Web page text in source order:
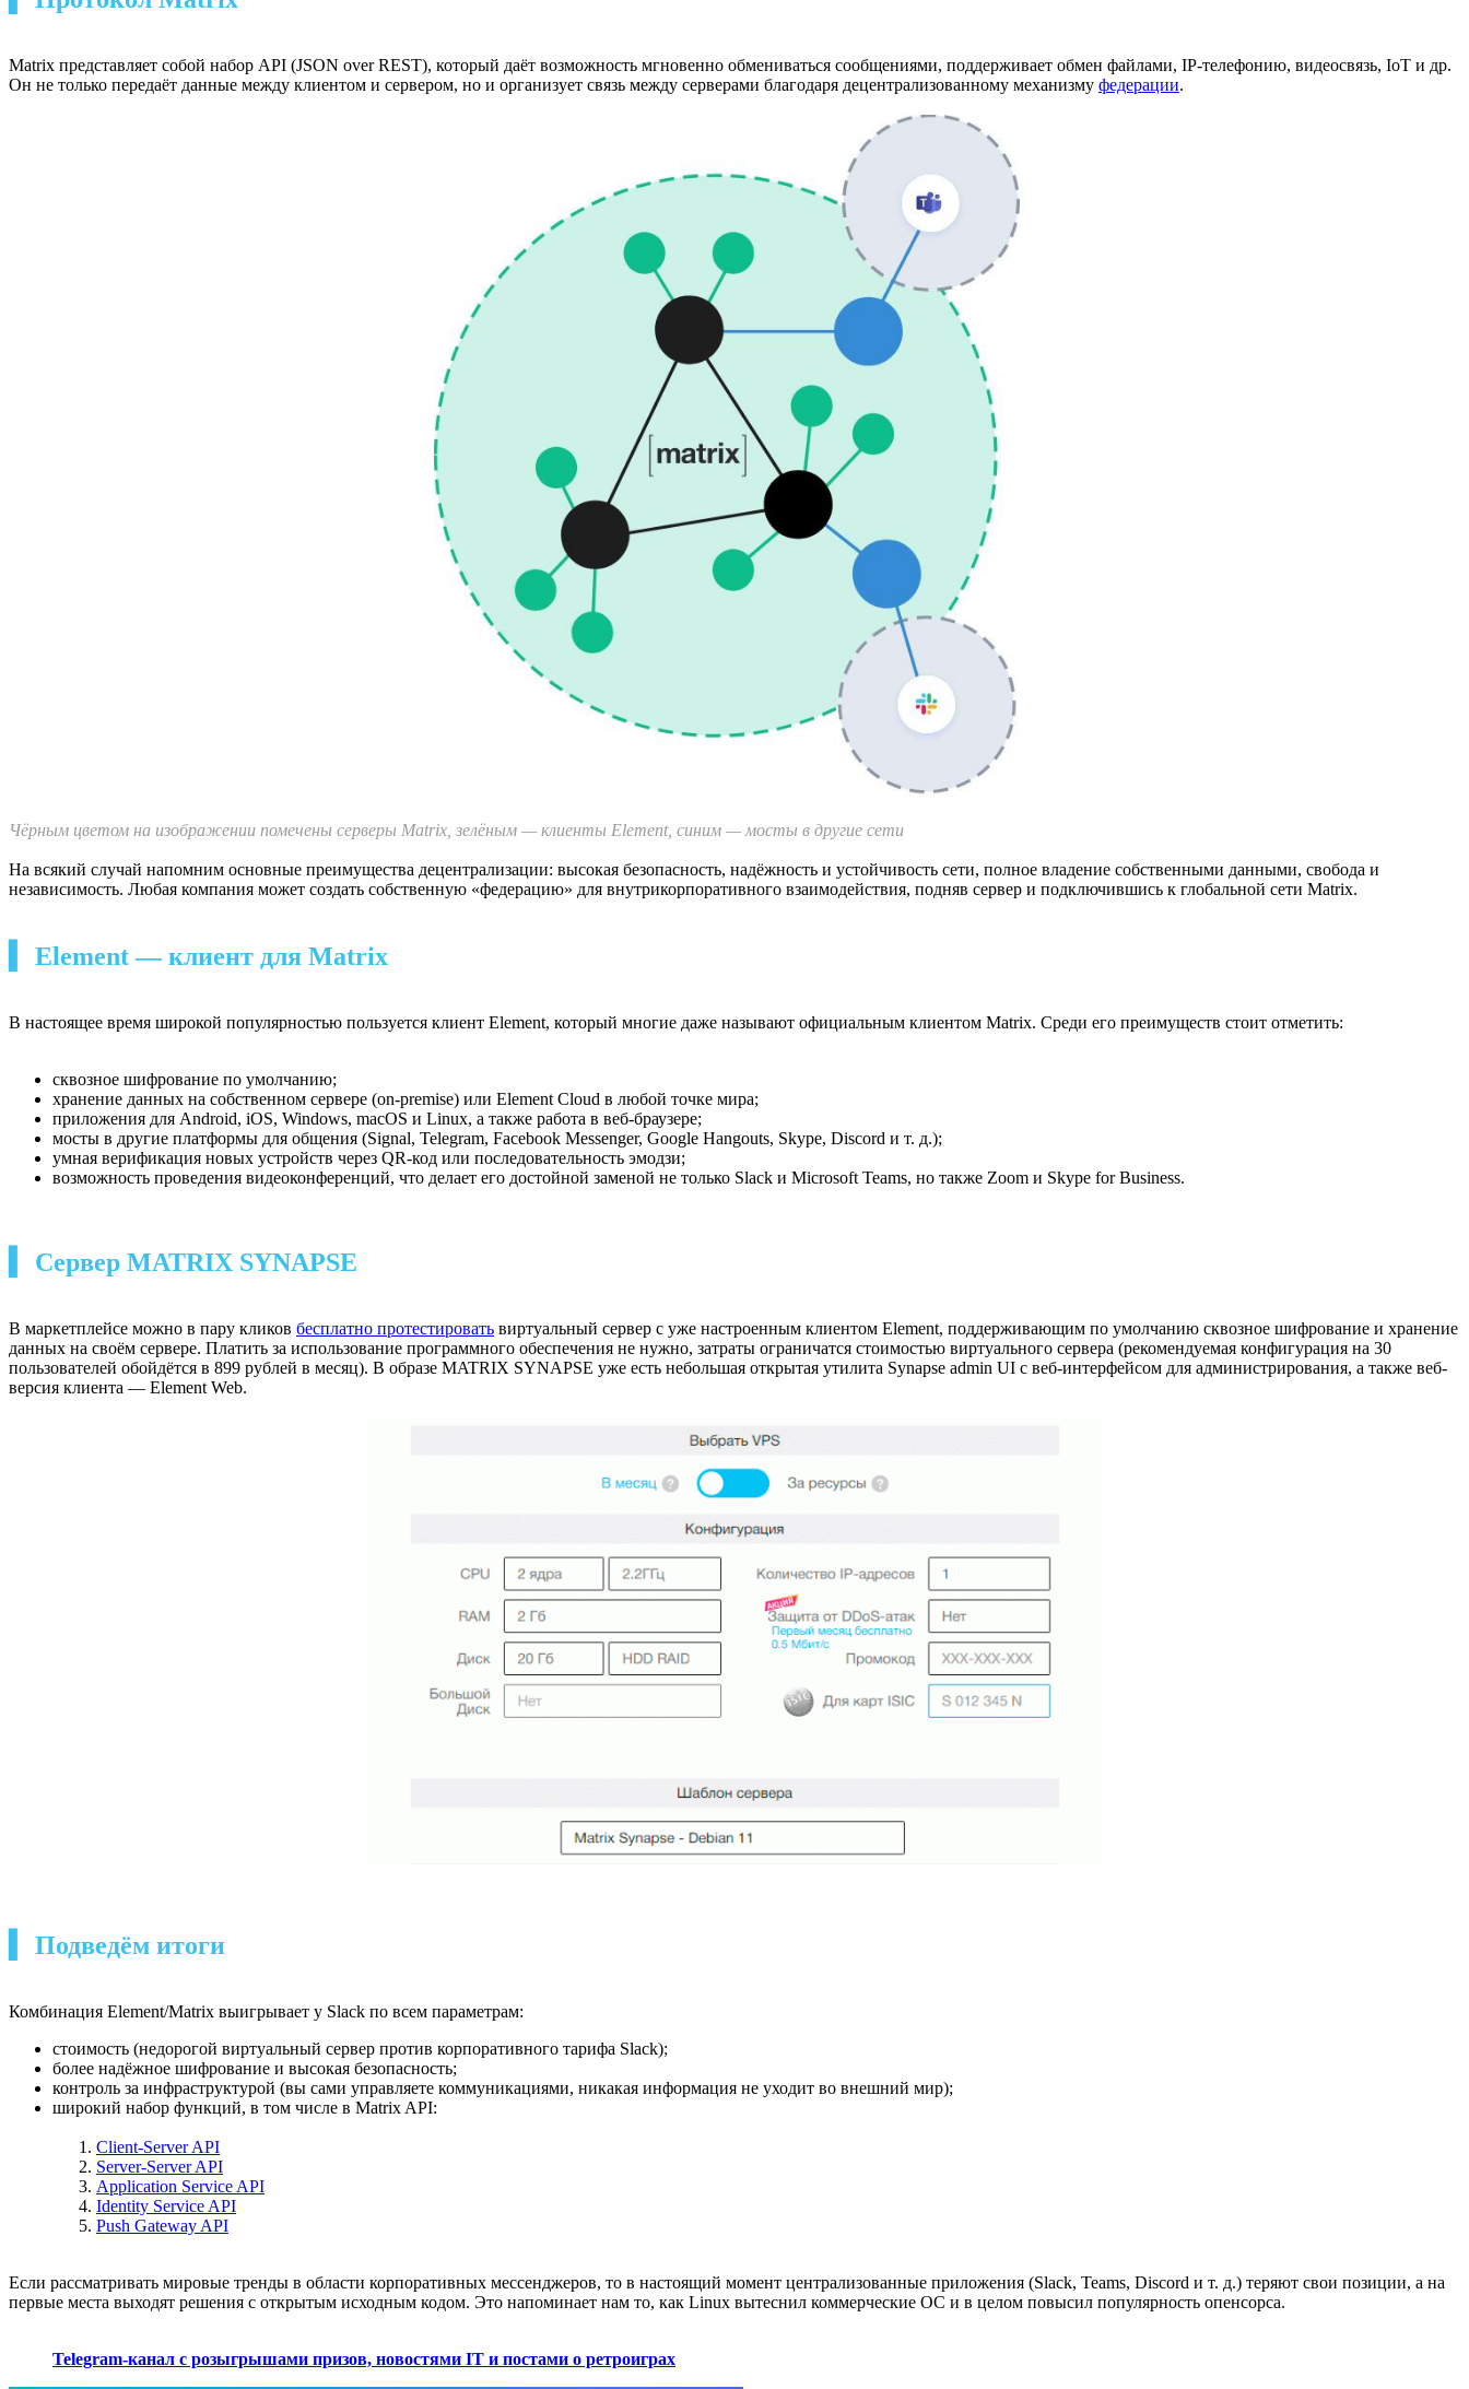
Matrix представляет собой набор API (JSON over REST), который даёт возможность мгновенно обмениваться сообщениями, поддерживает обмен файлами, IP-телефонию, видеосвязь, IoT и др.
Он не только передаёт данные между клиентом и сервером, но и организует связь между серверами благодаря децентрализованному механизму федерации.
Чёрным цветом на изображении помечены серверы Matrix, зелёным — клиенты Element, синим — мосты в другие сети
На всякий случай напомним основные преимущества децентрализации: высокая безопасность, надёжность и устойчивость сети, полное владение собственными данными, свобода и
независимость. Любая компания может создать собственную «федерацию» для внутрикорпоративного взаимодействия, подняв сервер и подключившись к глобальной сети Matrix.
▍ Element — клиент для Matrix
В настоящее время широкой популярностью пользуется клиент Element, который многие даже называют официальным клиентом Matrix. Среди его преимуществ стоит отметить:
сквозное шифрование по умолчанию;
хранение данных на собственном сервере (on-premise) или Element Cloud в любой точке мира;
приложения для Android, iOS, Windows, macOS и Linux, а также работа в веб-браузере;
мосты в другие платформы для общения (Signal, Telegram, Facebook Messenger, Google Hangouts, Skype, Discord и т. д.);
умная верификация новых устройств через QR-код или последовательность эмодзи;
возможность проведения видеоконференций, что делает его достойной заменой не только Slack и Microsoft Teams, но также Zoom и Skype for Business.
▍ Сервер MATRIX SYNAPSE
В маркетплейсе можно в пару кликов бесплатно протестировать виртуальный сервер с уже настроенным клиентом Element, поддерживающим по умолчанию сквозное шифрование и хранение
данных на своём сервере. Платить за использование программного обеспечения не нужно, затраты ограничатся стоимостью виртуального сервера (рекомендуемая конфигурация на 30
пользователей обойдётся в 899 рублей в месяц). В образе MATRIX SYNAPSE уже есть небольшая открытая утилита Synapse admin UI с веб-интерфейсом для администрирования, а также веб-
версия клиента — Element Web.
▍ Подведём итоги
Комбинация Element/Matrix выигрывает у Slack по всем параметрам:
стоимость (недорогой виртуальный сервер против корпоративного тарифа Slack);
более надёжное шифрование и высокая безопасность;
контроль за инфраструктурой (вы сами управляете коммуникациями, никакая информация не уходит во внешний мир);
широкий набор функций, в том числе в Matrix API:
Client-Server API
Server-Server API
Application Service API
Identity Service API
Push Gateway API
Если рассматривать мировые тренды в области корпоративных мессенджеров, то в настоящий момент централизованные приложения (Slack, Teams, Discord и т. д.) теряют свои позиции, а на
первые места выходят решения с открытым исходным кодом. Это напоминает нам то, как Linux вытеснил коммерческие ОС и в целом повысил популярность опенсорса.
Telegram-канал с розыгрышами призов, новостями IT и постами о ретроиграх